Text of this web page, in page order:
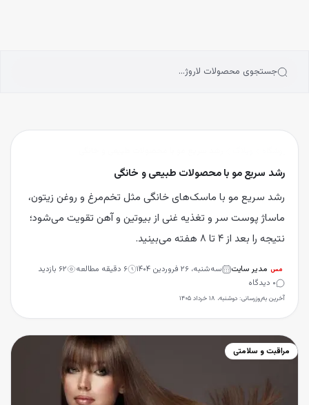
پیگیری سفارشات
جستجوی محصولات لاروژ…
رشد سریع مو با محصولات طبیعی و خانگی
رشد سریع مو با ماسک‌های خانگی مثل تخم‌مرغ و روغن زیتون،
ماساژ پوست سر و تغذیه غنی از بیوتین و آهن تقویت می‌شود؛
نتیجه را بعد از ۴ تا ۸ هفته می‌بینید.
مس مدیر سایت سه‌شنبه، ۲۶ فروردین ۱۴۰۴ ۶ دقیقه مطالعه ۶۲ بازدید
۰ دیدگاه
آخرین به‌روزرسانی: دوشنبه، ۱۸ خرداد ۱۴۰۵
مراقبت و سلامتی